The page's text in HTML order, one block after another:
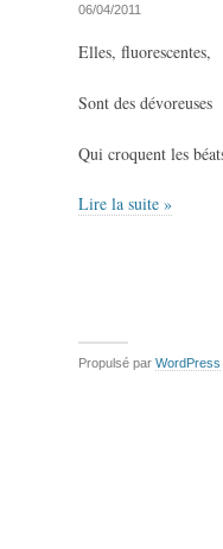
06/04/2011
Elles, fluorescentes,
Sont des dévoreuses
Qui croquent les
Lire la suite »
Propulsé par WordPress